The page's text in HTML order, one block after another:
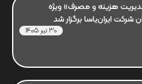
هزینه و مصرف» ویژه
شرکت ایران‌یاسا برگزار شد
30 تیر 1405